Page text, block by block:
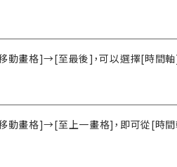
畫格]→[至最後]，可以選擇[時間軸]
畫格]→[至上一畫格]，即可從[時間